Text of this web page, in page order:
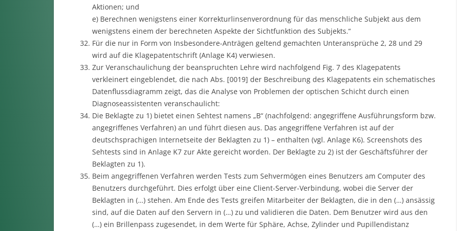
Aktionen; und
e) Berechnen wenigstens einer Korrekturlinsenverordnung für das menschliche Subjekt aus dem
wenigstens einem der berechneten Aspekte der Sichtfunktion des Subjekts.“
Für die nur in Form von Insbesondere-Anträgen geltend gemachten Unteransprüche 2, 28 und 29
wird auf die Klagepatentschrift (Anlage K4) verwiesen.
Zur Veranschaulichung der beanspruchten Lehre wird nachfolgend Fig. 7 des Klagepatents
verkleinert eingeblendet, die nach Abs. [0019] der Beschreibung des Klagepatents ein schematisches
Datenflussdiagramm zeigt, das die Analyse von Problemen der optischen Schicht durch einen
Diagnoseassistenten veranschaulicht:
Die Beklagte zu 1) bietet einen Sehtest namens „B“ (nachfolgend: angegriffene Ausführungsform bzw.
angegriffenes Verfahren) an und führt diesen aus. Das angegriffene Verfahren ist auf der
deutschsprachigen Internetseite der Beklagten zu 1) – enthalten (vgl. Anlage K6). Screenshots des
Sehtests sind in Anlage K7 zur Akte gereicht worden. Der Beklagte zu 2) ist der Geschäftsführer der
Beklagten zu 1).
Beim angegriffenen Verfahren werden Tests zum Sehvermögen eines Benutzers am Computer des
Benutzers durchgeführt. Dies erfolgt über eine Client-Server-Verbindung, wobei die Server der
Beklagten in (…) stehen. Am Ende des Tests greifen Mitarbeiter der Beklagten, die in den (…) ansässig
sind, auf die Daten auf den Servern in (…) zu und validieren die Daten. Dem Benutzer wird aus den
(…) ein Brillenpass zugesendet, in dem Werte für Sphäre, Achse, Zylinder und Pupillendistanz